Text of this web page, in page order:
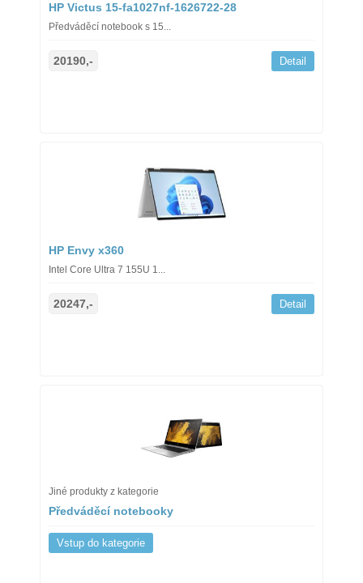
HP Victus 15-fa1027nf-1626722-28
Předváděcí notebook s 15...
20190,- Detail
HP Envy x360
Intel Core Ultra 7 155U 1...
20247,- Detail
Jiné produkty z kategorie
Předváděcí notebooky
Vstup do kategorie